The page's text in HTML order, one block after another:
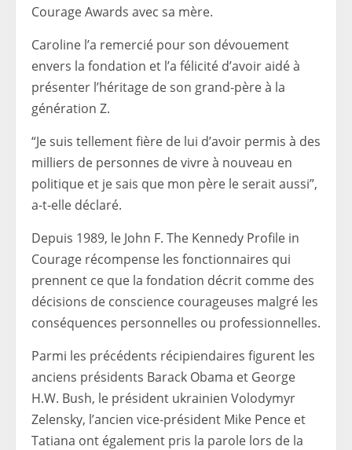
Courage Awards avec sa mère.
Caroline l’a remercié pour son dévouement
envers la fondation et l’a félicité d’avoir aidé à
présenter l’héritage de son grand-père à la
génération Z.
“Je suis tellement fière de lui d’avoir permis à des
milliers de personnes de vivre à nouveau en
politique et je sais que mon père le serait aussi”,
a-t-elle déclaré.
Depuis 1989, le John F. The Kennedy Profile in
Courage récompense les fonctionnaires qui
prennent ce que la fondation décrit comme des
décisions de conscience courageuses malgré les
conséquences personnelles ou professionnelles.
Parmi les précédents récipiendaires figurent les
anciens présidents Barack Obama et George
H.W. Bush, le président ukrainien Volodymyr
Zelensky, l’ancien vice-président Mike Pence et
Tatiana ont également pris la parole lors de la